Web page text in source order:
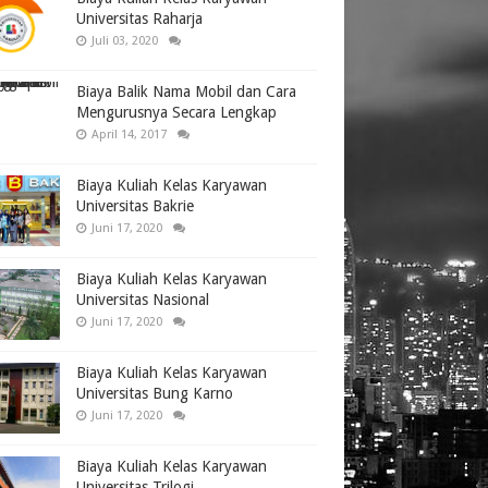
Universitas Raharja
Juli 03, 2020
Biaya Balik Nama Mobil dan Cara
Mengurusnya Secara Lengkap
April 14, 2017
Biaya Kuliah Kelas Karyawan
Universitas Bakrie
Juni 17, 2020
Biaya Kuliah Kelas Karyawan
Universitas Nasional
Juni 17, 2020
Biaya Kuliah Kelas Karyawan
Universitas Bung Karno
Juni 17, 2020
Biaya Kuliah Kelas Karyawan